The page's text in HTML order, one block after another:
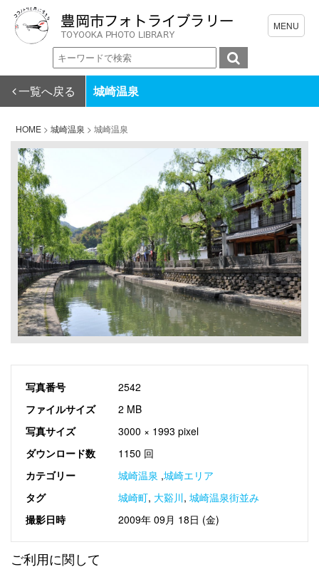
一覧へ戻る 城崎温泉
HOME > 城崎温泉 > 城崎温泉
写真番号
2542
ファイルサイズ
2 MB
写真サイズ
3000 × 1993 pixel
ダウンロード数
1150 回
カテゴリー
城崎温泉 ,城崎エリア
タグ
城崎町, 大谿川, 城崎温泉街並み
撮影日時
2009年 09月 18日 (金)
ご利用に関して